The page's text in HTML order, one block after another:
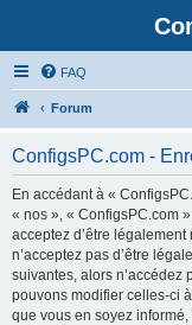
FAQ
Forum
ConfigsPC.com -
En accédant à «
« nos », « ConfigsPC.com
acceptez d’être
n’acceptez pas d’être
suivantes, alors n’accédez
pouvons modifier celles-ci
que vous en soyez